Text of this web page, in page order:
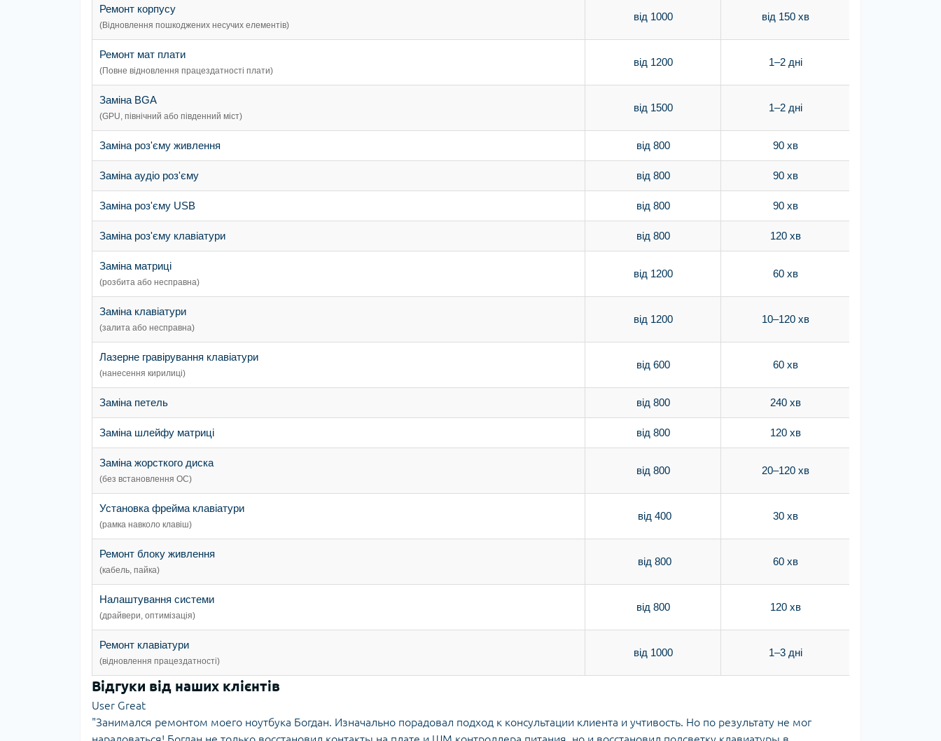
Ремонт корпусу
(Відновлення пошкоджених несучих елементів)
від 1000 від 150 хв
Ремонт мат плати
(Повне відновлення працездатності плати)
від 1200 1–2 дні
Заміна BGA
(GPU, північний або південний міст)
від 1500 1–2 дні
Заміна роз'єму живлення від 800 90 хв
Заміна аудіо роз'єму від 800 90 хв
Заміна роз'єму USB від 800 90 хв
Заміна роз'єму клавіатури від 800 120 хв
Заміна матриці
(розбита або несправна)
від 1200 60 хв
Заміна клавіатури
(залита або несправна)
від 1200 10–120 хв
Лазерне гравірування клавіатури
(нанесення кирилиці)
від 600 60 хв
Заміна петель від 800 240 хв
Заміна шлейфу матриці від 800 120 хв
Заміна жорсткого диска
(без встановлення ОС)
від 800 20–120 хв
Установка фрейма клавіатури
(рамка навколо клавіш)
від 400 30 хв
Ремонт блоку живлення
(кабель, пайка)
від 800 60 хв
Налаштування системи
(драйвери, оптимізація)
від 800 120 хв
Ремонт клавіатури
(відновлення працездатності)
від 1000 1–3 дні
Відгуки від наших клієнтів
User Great
"Занимался ремонтом моего ноутбука Богдан. Изначально порадовал подход к консультации клиента и учтивость. Но по результату не мог